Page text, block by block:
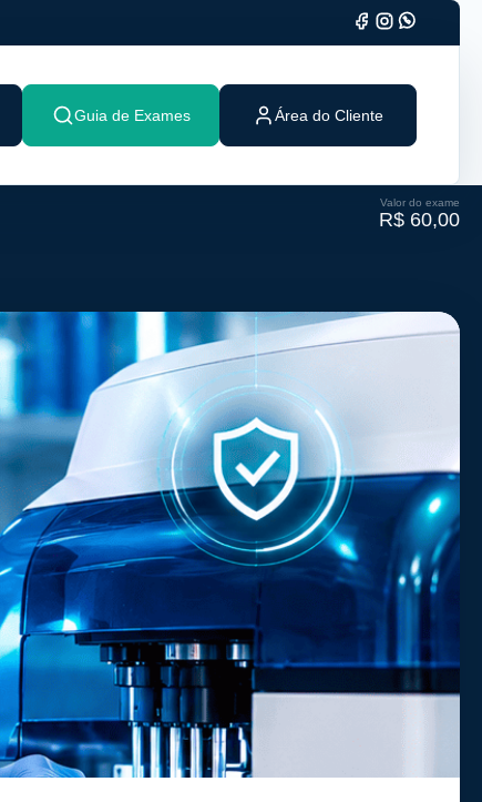
Guia de Exames Área do Cliente
Valor do exame
R$ 60,00